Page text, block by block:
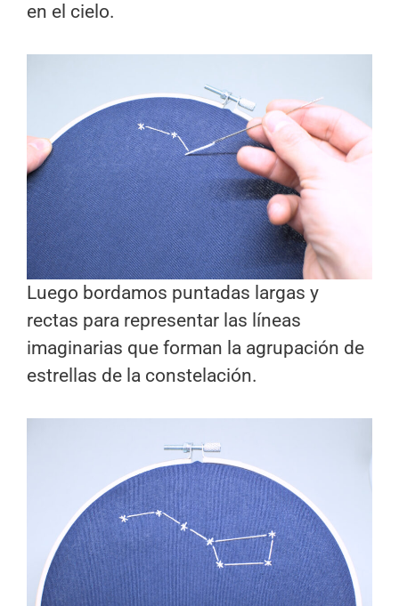
en el cielo.
Luego bordamos puntadas largas y
rectas para representar las líneas
imaginarias que forman la agrupación de
estrellas de la constelación.